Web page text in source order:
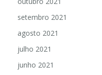
setembro 2021
agosto 2021
julho 2021
junho 2021